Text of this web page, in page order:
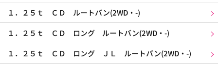
１．２５ｔ ＣＤ ルートバン(2WD・-)
１．２５ｔ ＣＤ ロング ルートバン(2WD・-)
１．２５ｔ ＣＤ ロング ＪＬ ルートバン(2WD・-)